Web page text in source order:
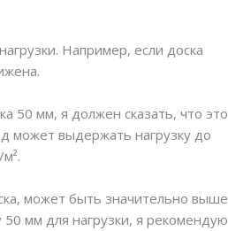
Например, если доска
50 мм, я должен сказать, что это
может выдержать нагрузку до
может быть значительно выше
50 мм для нагрузки, я рекомендую